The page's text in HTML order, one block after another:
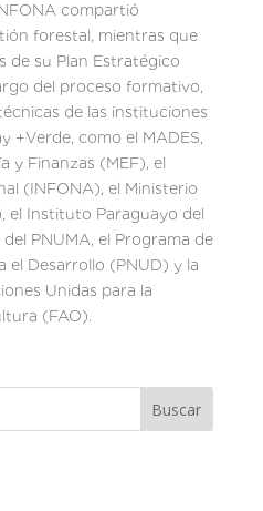
compartió
forestal, mientras que
de su Plan Estratégico
del proceso formativo,
de las instituciones
+Verde, como el MADES,
y Finanzas (MEF), el
(INFONA), el Ministerio
el Instituto Paraguayo del
PNUMA, el Programa de
el Desarrollo (PNUD) y la
Unidas para la
(FAO).
Buscar